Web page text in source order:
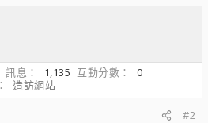
訊息 1,135 互動分數
0
造訪網站
#2